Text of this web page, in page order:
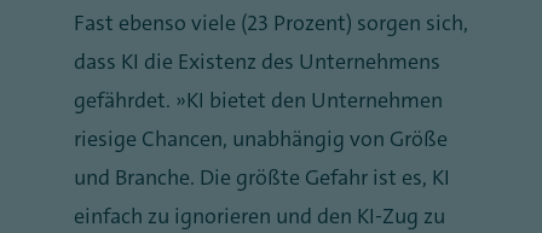
Fast ebenso viele (23 Prozent) sorgen sich,
dass KI die Existenz des Unternehmens
gefährdet. „KI bietet den Unternehmen
riesige Chancen, unabhängig von Größe
und Branche. Die größte Gefahr ist es, KI
einfach zu ignorieren und den KI-Zug zu